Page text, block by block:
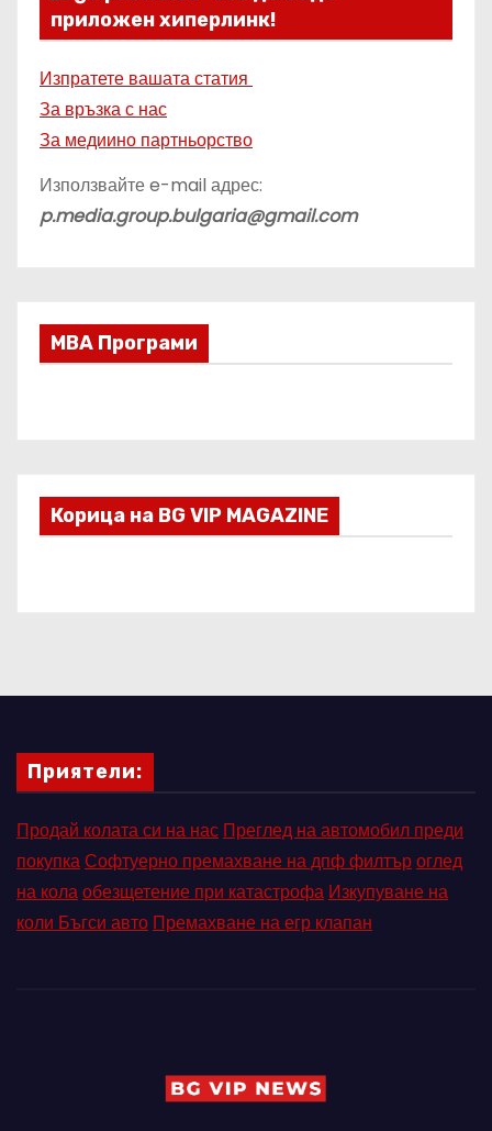
приложен хиперлинк!
Изпратете вашата статия
За връзка с нас
За медиино партньорство
Използвайте e-mail адрес:
p.media.group.bulgaria@gmail.com
МВА Програми
Корица на BG VIP MAGAZINE
Приятели:
Продай колата си на нас Преглед на автомобил преди
покупкаСофтуерно премахване на дпф филтъроглед
на колаобезщетение при катастрофа Изкупуване на
коли Бъгси авто Премахване на егр клапан